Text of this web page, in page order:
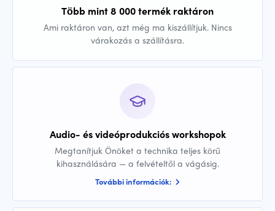
Több mint 8 000 termék raktáron
Ami raktáron van, azt még ma kiszállítjuk. Nincs
várakozás a szállításra.
Audio- és videóprodukciós workshopok
Megtanítjuk Önöket a technika teljes körű
kihasználására — a felvételtől a vágásig.
További információk: